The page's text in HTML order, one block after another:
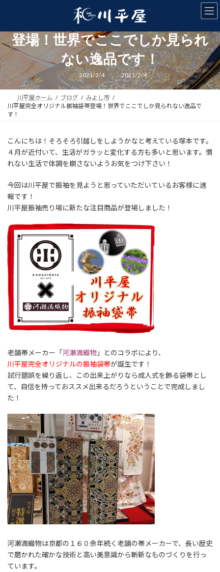
ン
ツ
ス
キ
ッ
ー
シ
ン
に
移
川平屋完全オリジナル振袖袋帯
登場！世界でここでしか見られ
ない逸品です！
2021/2/4
最
終
更
時
:
2021/2/4
川平屋ホーム ブログ
みよし市
川平屋完全オリジナル振袖袋帯登場！世界でここでしか見られない逸品で
す！
こんにちは！そろそろ引越しをしようかなと考えている塚本です。
４月が近付いて、生活がガラッと変化する方も多いと思います。慣
れない生活で体調を崩さないようお気をつけ下さい！
今回は川平屋で振袖を見ようと思っていただいているお客様に速
報です！
川平屋振袖売り場に新たな注目商品が登場しました！
老舗帯メーカー「河瀬満織物 」とのコラボにより、
川平屋完全オリジナルの振袖袋帯が誕生です！
試行錯誤を繰り返し、この出来上がりなら成人式を飾る袋帯とし
て、自信を持っておススメ出来るだろうということで完成しまし
た！
河瀬満織物は京都の１６０余年続く老舗の帯メーカーで、長い歴史
で磨かれた確かな技術と高い美意識から斬新なものづくりを行っ
ています。